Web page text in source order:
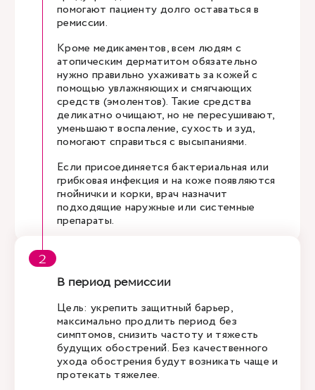
помогают пациенту долго оставаться в
ремиссии.
Кроме медикаментов, всем людям с
атопическим дерматитом обязательно
нужно правильно ухаживать за кожей с
помощью увлажняющих и смягчающих
средств (эмолентов). Такие средства
деликатно очищают, но не пересушивают,
уменьшают воспаление, сухость и зуд,
помогают справиться с высыпаниями.
Если присоединяется бактериальная или
грибковая инфекция и на коже появляются
гнойнички и корки, врач назначит
подходящие наружные или системные
препараты.
В период ремиссии
Цель: укрепить защитный барьер,
максимально продлить период без
симптомов, снизить частоту и тяжесть
будущих обострений. Без качественного
ухода обострения будут возникать чаще и
протекать тяжелее.